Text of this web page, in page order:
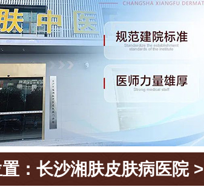
： 长沙湘肤皮肤病医院>